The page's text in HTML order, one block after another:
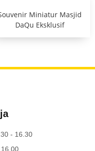
Miniatur Masjid
DaQu Eksklusif
- 16.30